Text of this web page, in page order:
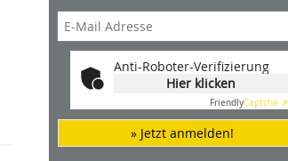
Anti-Roboter-Verifizierung
Hier klicken
FriendlyCaptcha ⇗
» Jetzt anmelden!